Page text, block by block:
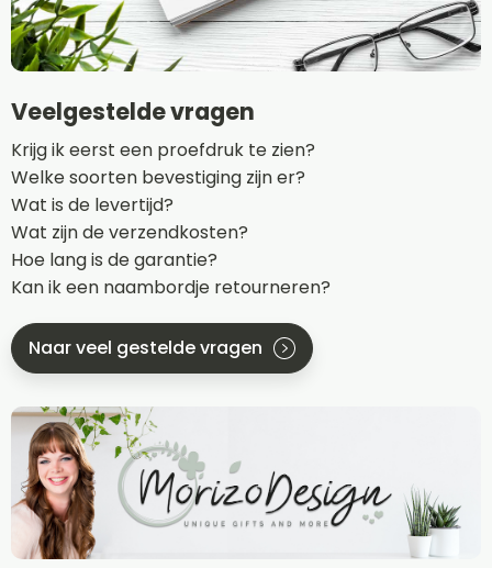
Veelgestelde vragen
Krijg ik eerst een proefdruk te zien?
Welke soorten bevestiging zijn er?
Wat is de levertijd?
Wat zijn de verzendkosten?
Hoe lang is de garantie?
Kan ik een naambordje retourneren?
Naar veel gestelde vragen